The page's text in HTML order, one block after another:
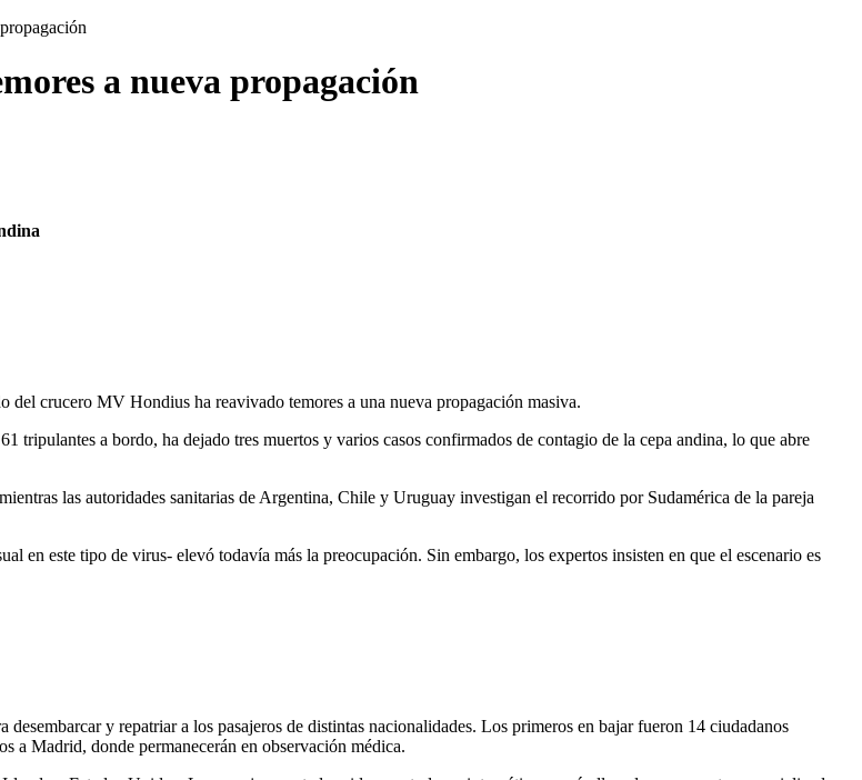
a nueva propagación
del crucero MV Hondius ha reavivado temores a una nueva propagación masiva.
a bordo, ha dejado tres muertos y varios casos confirmados de contagio de la cepa andina, lo que abre
las autoridades sanitarias de Argentina, Chile y Uruguay investigan el recorrido por Sudamérica de la pareja
en este tipo de virus- elevó todavía más la preocupación. Sin embargo, los expertos insisten en que el escenario es
y repatriar a los pasajeros de distintas nacionalidades. Los primeros en bajar fueron 14 ciudadanos
a Madrid, donde permanecerán en observación médica.